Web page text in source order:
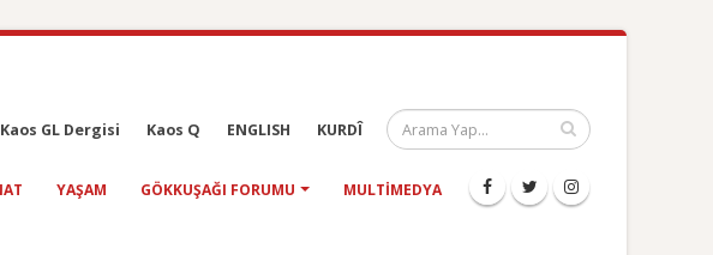
Kaos GL Dergisi Kaos Q ENGLISH KURDÎ
YAŞAM GÖKKUŞAĞI FORUMU MULTIMEDYA